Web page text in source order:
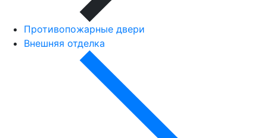
Противопожарные двери
Внешняя отделка